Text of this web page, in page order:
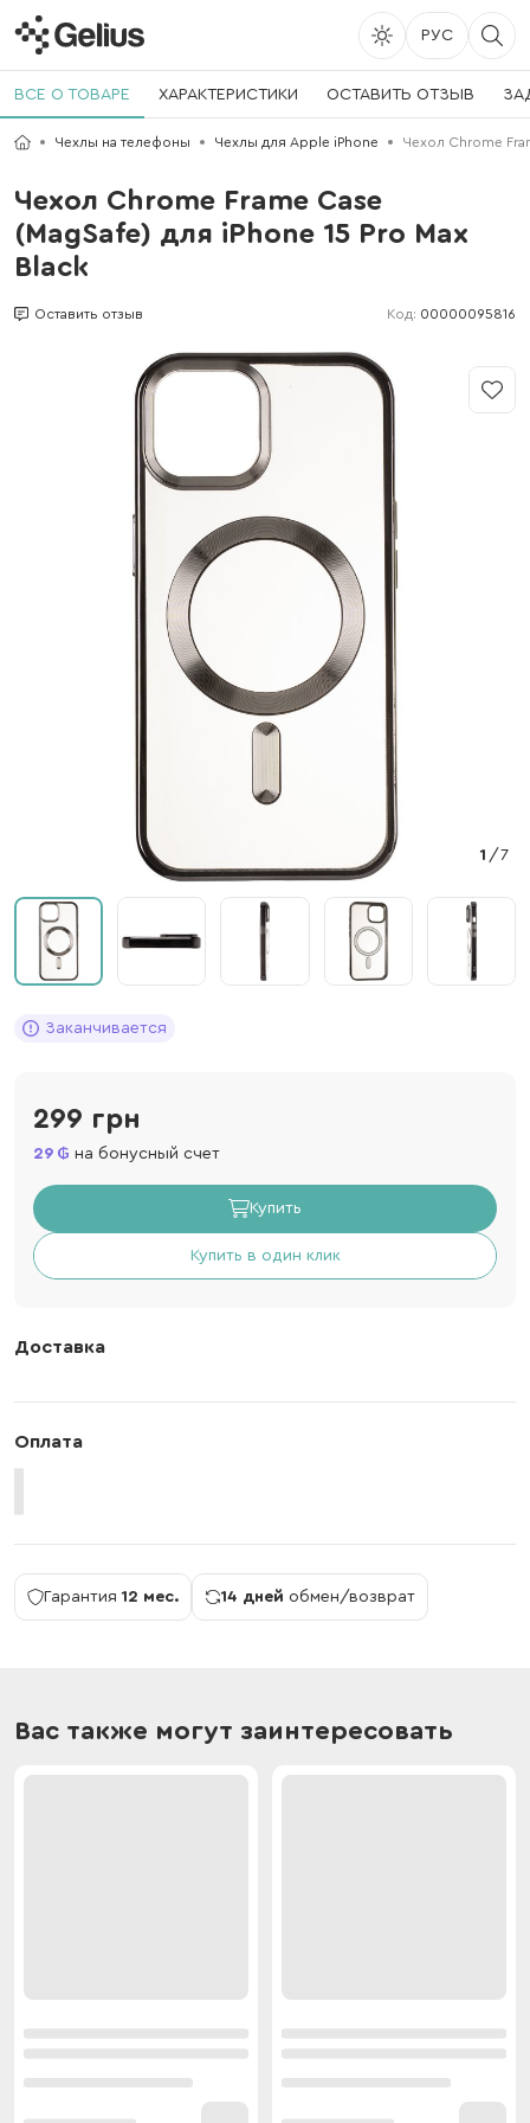
РУС
ВСЕ О ТОВАРЕ ХАРАКТЕРИСТИКИ ОСТАВИТЬ ОТЗЫВ
Чехлы на телефоны Чехлы для Apple iPhone Чехол Chrome
Чехол Chrome Frame Case
(MagSafe) для iPhone 15 Pro Max
Black
Оставить отзыв Код: 00000095816
1 /7
Заканчивается
299 грн
29 на бонусный счет
Купить
Купить в один клик
Доставка
Оплата
Гарантия 12 мес. 14 дней обмен/возврат
Вас также могут заинтересовать